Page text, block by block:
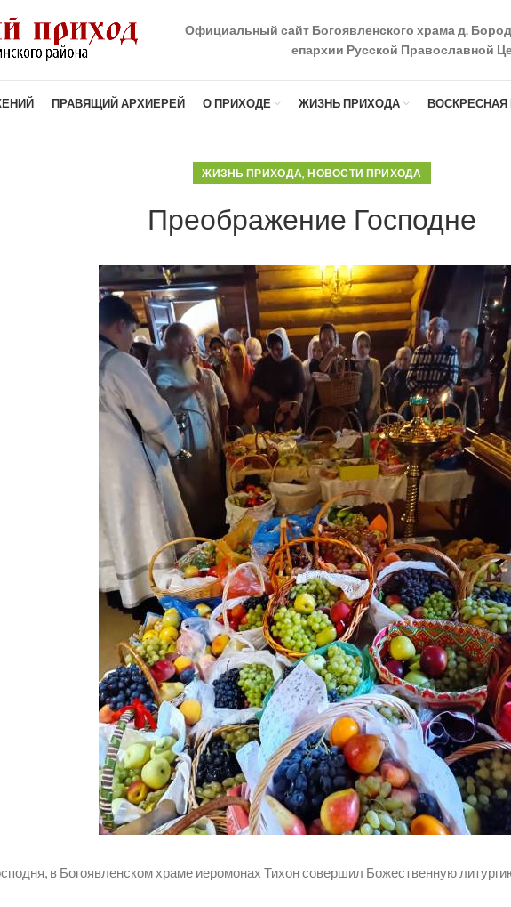
Официальный сайт Богоявленского храма д.
епархии Русской Православной
ПРАВЯЩИЙ АРХИЕРЕЙ О ПРИХОДЕ ЖИЗНЬ ПРИХОДА
ЖИЗНЬ ПРИХОДА,НОВОСТИ ПРИХОДА
Преображение Господне
в Богоявленском храме иеромонах Тихон совершил Божественную